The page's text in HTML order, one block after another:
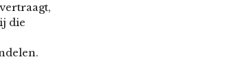
die